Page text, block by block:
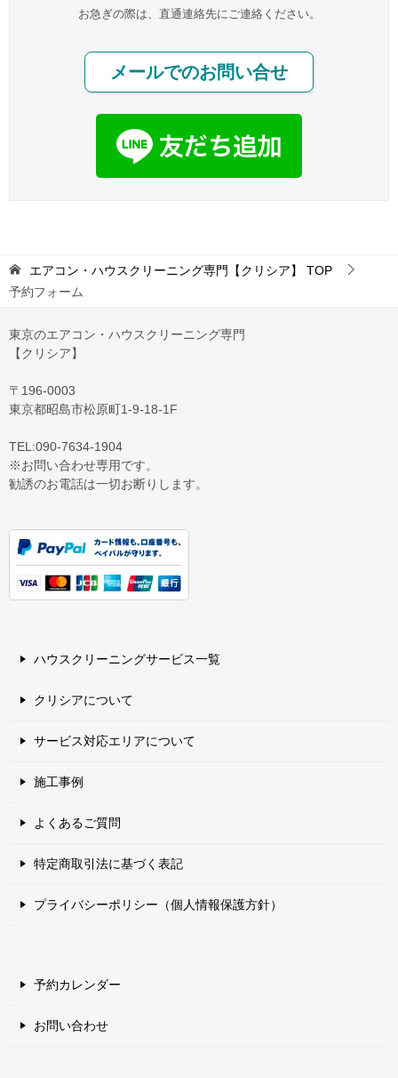
お急ぎの際は、直通連絡先にご連絡ください。
メールでのお問い合せ
エアコン・ハウスクリーニング専門【クリシア】
TOP
予約フォーム
東京のエアコン・ハウスクリーニング専門
【クリシア】
〒196-0003
東京都昭島市松原町1-9‐18‐1F
TEL:090-7634-1904
※お問い合わせ専用です。
勧誘のお電話は一切お断りします。
ハウスクリーニングサービス一覧
クリシアについて
サービス対応エリアについて
施工事例
よくあるご質問
特定商取引法に基づく表記
プライバシーポリシー（個人情報保護方針）
予約カレンダー
お問い合わせ